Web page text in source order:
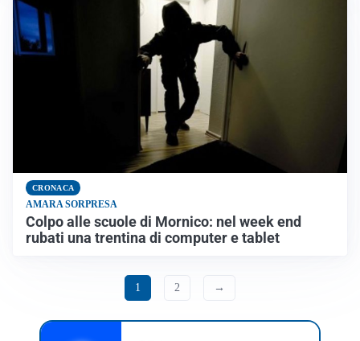
CRONACA
AMARA SORPRESA
Colpo alle scuole di Mornico: nel week end
rubati una trentina di computer e tablet
1 2 →